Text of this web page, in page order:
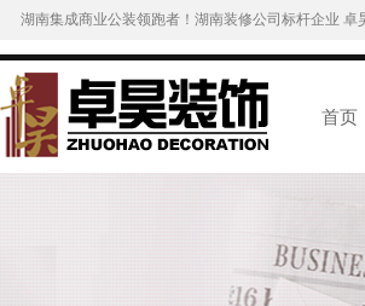
湖南集成商业公装领跑者！湖南装修公司标杆企业
首页